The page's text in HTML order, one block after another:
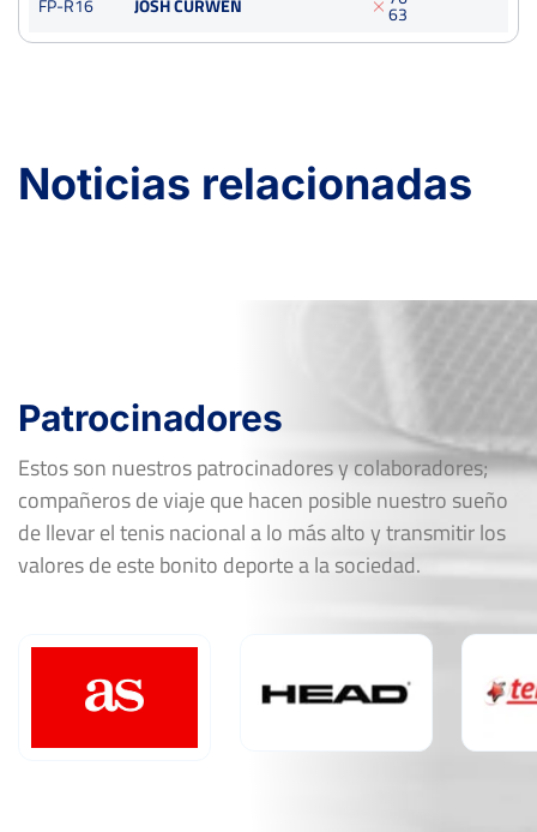
FP-R16 JOSH CURWEN 63
Noticias relacionadas
Patrocinadores
Estos son nuestros patrocinadores y colaboradores;
compañeros de viaje que hacen posible nuestro sueño
de llevar el tenis nacional a lo más alto y transmitir los
valores de este bonito deporte a la sociedad.